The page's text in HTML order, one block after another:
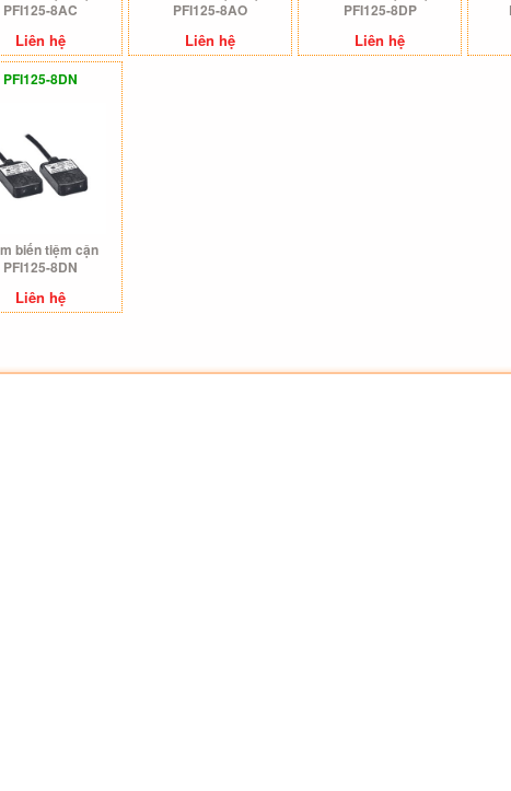
PFI125-8AC
Liên hệ
PFI125-8AO
Liên hệ
PFI125-8DP
Liên hệ
PFI125-8DN
biến tiệm cận
PFI125-8DN
Liên hệ